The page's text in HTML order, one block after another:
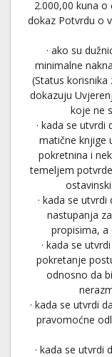
2.000,00 kuna
dokaz Potvrdu o
· ako su
minimalne
(Status korisnika
dokazuju
koje ne
· kada se
matične knjige
pokretnina i
temeljem
· kada se
nastupanja
propisima, a
· kada se
pokretanje
odnosno da
· kada se utvrdi
pravomoćne
· kada se utvrdi